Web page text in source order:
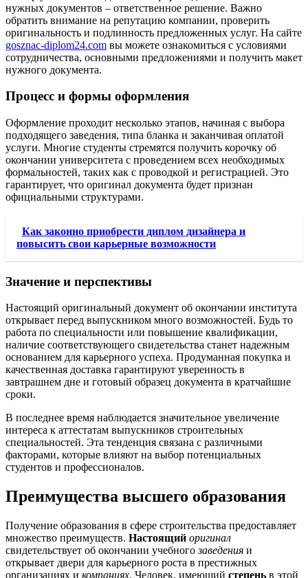
нужных документов – ответственное решение. Важно
обратить внимание на репутацию компании, проверить
оригинальность и подлинность предложенных услуг. На сайте
gosznac-diplom24.com вы можете ознакомиться с условиями
сотрудничества, основными предложениями и получить макет
нужного документа.
Процесс и формы оформления
Оформление проходит несколько этапов, начиная с выбора
подходящего заведения, типа бланка и заканчивая оплатой
услуги. Многие студенты стремятся получить корочку об
окончании университета с проведением всех необходимых
формальностей, таких как с проводкой и регистрацией. Это
гарантирует, что оригинал документа будет признан
официальными структурами.
Как законно приобрести диплом дизайнера и
повысить свои карьерные возможности
Значение и перспективы
Настоящий оригинальный документ об окончании института
открывает перед выпускником много возможностей. Будь то
работа по специальности или повышение квалификации,
наличие соответствующего свидетельства станет надежным
основанием для карьерного успеха. Продуманная покупка и
качественная доставка гарантируют уверенность в
завтрашнем дне и готовый образец документа в кратчайшие
сроки.
В последнее время наблюдается значительное увеличение
интереса к аттестатам выпускников строительных
специальностей. Эта тенденция связана с различными
факторами, которые влияют на выбор потенциальных
студентов и профессионалов.
Преимущества высшего образования
Получение образования в сфере строительства предоставляет
множество преимуществ. Настоящий оригинал
свидетельствует об окончании учебногозаведения и
открывает двери для карьерного роста в престижных
организациях и компаниях. Человек, имеющий степень в этой